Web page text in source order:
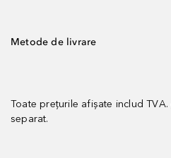
Metode de livrare
Toate prețurile afișate includ TVA.
separat.